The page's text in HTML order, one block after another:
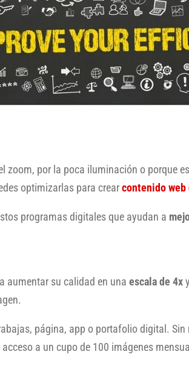
zoom, por la poca iluminación o porque
optimizarlas para crearcontenido web
programas digitales que ayudan a
aumentar su calidad en una escala de 4x
página, app o portafolio digital.
a un cupo de 100 imágenes